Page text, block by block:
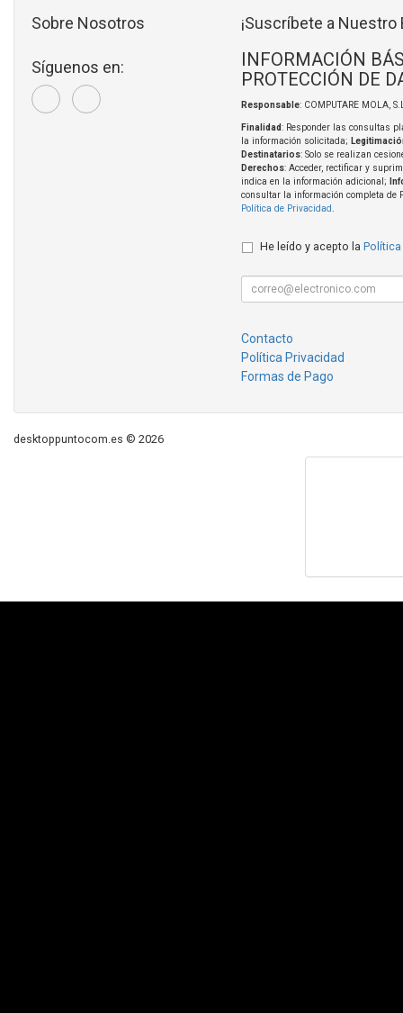
Sobre Nosotros
Síguenos en:
¡Suscríbete a Nuestro
INFORMACIÓN
PROTECCIÓN DE
Responsable: COMPUTARE MOLA,
Finalidad: Responder las consultas
la información solicitada;
Destinatarios: Solo se realizan
Derechos: Acceder, rectificar y
indica en la información adicional;
consultar la información completa de
Política de Privacidad
He leído y acepto la Política
Contacto
Política Privacidad
Formas de Pago
desktoppuntocom.es © 2026